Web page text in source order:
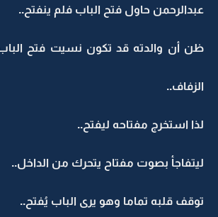
عبدالرحمن حاول فتح الباب فلم ينفتح..
ظن أن والدته قد تكون نسيت فتح
الزفاف..
لذا استخرج مفتاحه ليفتح..
ليتفاجأ بصوت مفتاح يتحرك من الداخل..
توقف قلبه تماما وهو يرى الباب يُفتح..